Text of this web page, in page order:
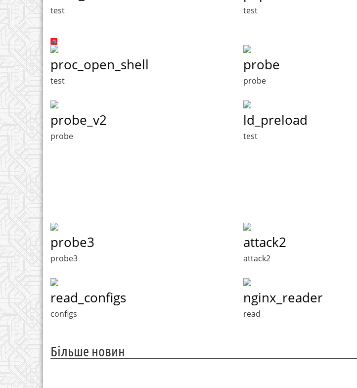
test test
proc_open_shell
test
probe
probe
probe_v2
probe
ld_preload
test
probe3
probe3
attack2
attack2
read_configs
configs
nginx_reader
read
Більше новин